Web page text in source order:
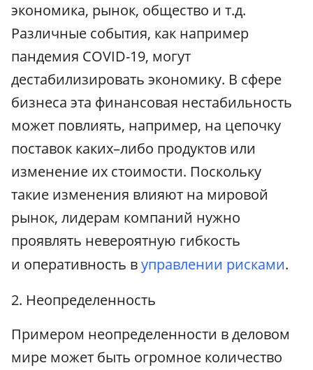
экономика, рынок, общество и т.д.
Различные события, как например
пандемия COVID-19, могут
дестабилизировать экономику. В сфере
бизнеса эта финансовая нестабильность
может повлиять, например, на цепочку
поставок каких–либо продуктов или
изменение их стоимости. Поскольку
такие изменения влияют на мировой
рынок, лидерам компаний нужно
проявлять невероятную гибкость
и оперативность вуправлении рисками.
2. Неопределенность
Примером неопределенности в деловом
мире может быть огромное количество